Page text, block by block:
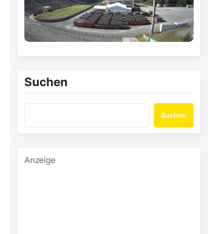
Suchen
Suchen
Anzeige